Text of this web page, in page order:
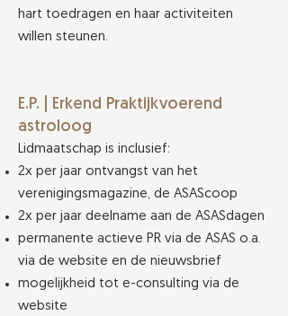
hart toedragen en haar activiteiten
willen steunen.
E.P. | Erkend Praktijkvoerend
astroloog
Lidmaatschap is inclusief:
2x per jaar ontvangst van het
verenigingsmagazine, de ASAScoop
2x per jaar deelname aan de ASASdagen
permanente actieve PR via de ASAS o.a.
via de website en de nieuwsbrief
mogelijkheid tot e-consulting via de
website